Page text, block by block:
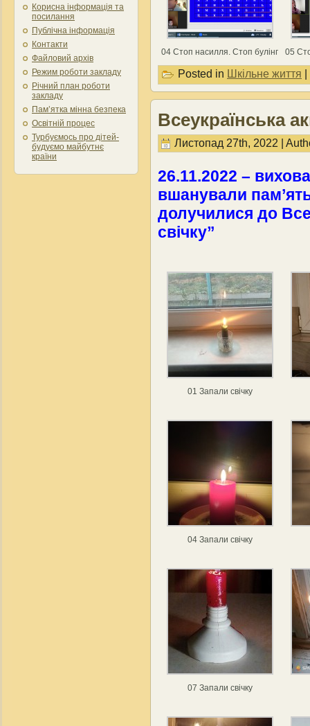
Корисна інформація та
посилання
Публічна інформація
Контакти
Файловий архів
Режим роботи закладу
Річний план роботи
закладу
Пам’ятка мінна безпека
Освітній процес
Турбуємось про дітей-
будуємо майбутнє
країни
04 Стоп насилля. Стоп булінг 05
Posted in Шкільне життя |
Всеукраїнська
Листопад 27th, 2022 |
26.11.2022 –
вшанували
долучилися до
свічку”
01 Запали свічку
04 Запали свічку
07 Запали свічку